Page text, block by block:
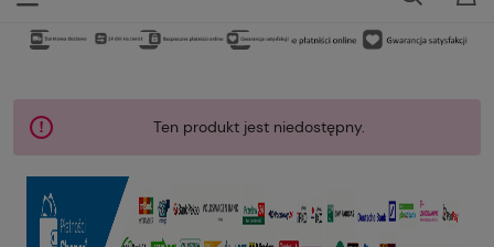
Ten produkt jest niedostępny.